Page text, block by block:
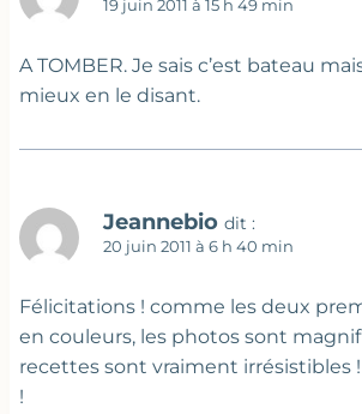
19 juin 2011 à 15 h 49 min
A TOMBER. Je sais c’est bateau
mieux en le disant.
Jeannebio dit :
20 juin 2011 à 6 h 40 min
Félicitations ! comme les deux
en couleurs, les photos sont
recettes sont vraiment irrésistibles
!